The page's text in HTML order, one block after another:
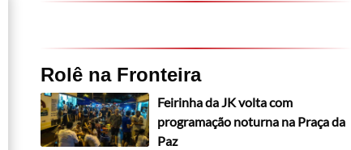
Rolê na Fronteira
Feirinha da JK volta com
programação noturna na Praça da
Paz